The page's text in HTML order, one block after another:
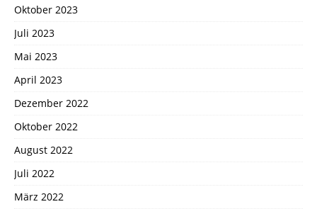
Oktober 2023
Juli 2023
Mai 2023
April 2023
Dezember 2022
Oktober 2022
August 2022
Juli 2022
März 2022